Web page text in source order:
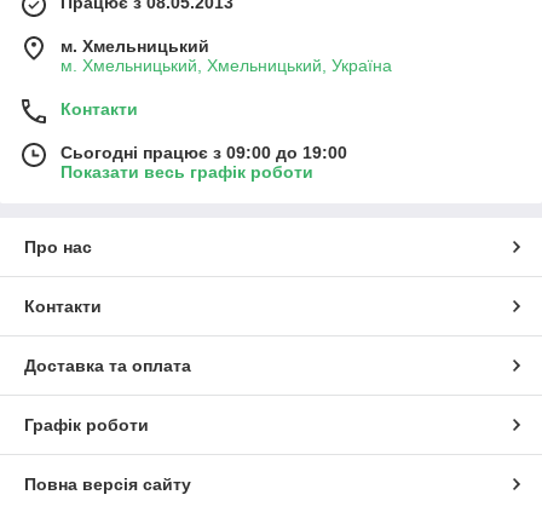
м. Хмельницький
м. Хмельницький, Хмельницький, Україна
Контакти
Сьогодні працює з 09:00 до 19:00
Показати весь графік роботи
Про нас
Контакти
Доставка та оплата
Графік роботи
Повна версія сайту